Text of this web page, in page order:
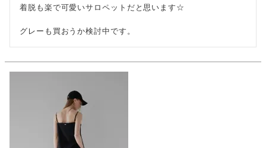
着脱も楽で可愛いサロペットだと思います☆
グレーも買おうか検討中です。